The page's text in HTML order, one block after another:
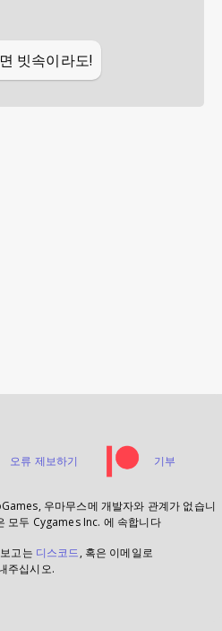
빗속이라도!
오류 제보하기 기부
우마무스메 개발자와 관계가 없습니
모두 Cygames Inc. 에 속합니다
고는 디스코드, 혹은 이메일로
주십시오.